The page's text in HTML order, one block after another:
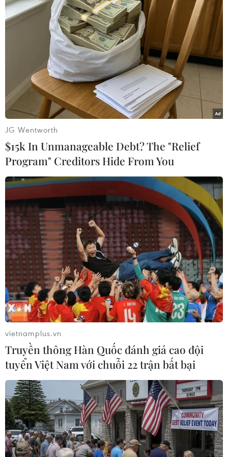
Tối 26/8, khi đang lưu thông trên đường dẫn cao tốc
TP.HCM-Trung Lương, một container đã bốc cháy dữ
dội; phần đầu xe bị ngọn lửa thiêu rụi hoàn toàn.
Thành phố Hồ Chí Minh: Cháy xe 16 chỗ,
nhiều người thoát chết
18/08/2014 07:07
Sáng 18/8, trên đường Trường Chinh đoạn qua phường
Đông Hưng Thuận, quận 12, Thành phố Hồ Chí Minh
xảy ra một vụ cháy xe ôtô 16 chỗ khi đang lưu thông trên
đường.
JG Wentworth
$15k In Unmanageable Debt? The "Relief
Program" Creditors Hide From You
vietnamplus.vn
Truyền thông Hàn Quốc đánh giá cao đội
tuyển Việt Nam với chuỗi 22 trận bất bại